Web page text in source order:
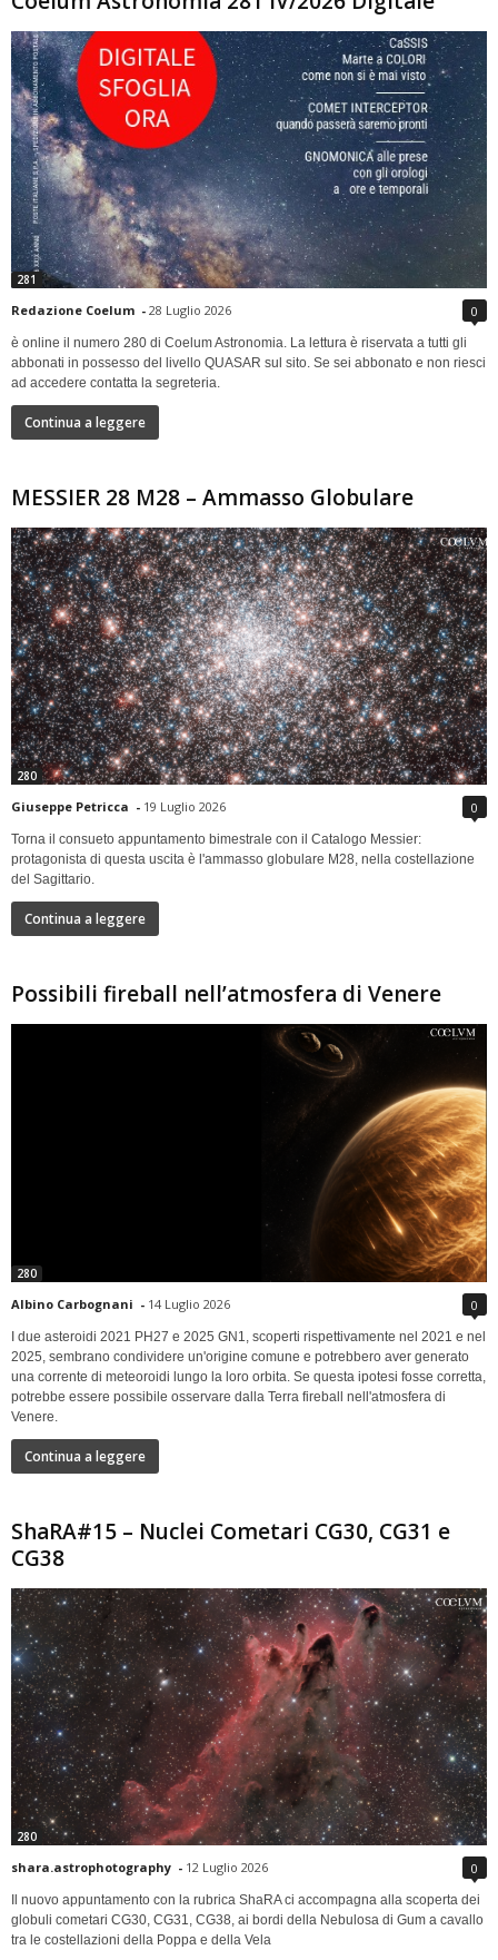
281
Redazione Coelum - 28 Luglio 2026 0
è online il numero 280 di Coelum Astronomia. La lettura è riservata a tutti gli
abbonati in possesso del livello QUASAR sul sito. Se sei abbonato e non riesci
ad accedere contatta la segreteria.
Continua a leggere
MESSIER 28 M28 – Ammasso Globulare
280
Giuseppe Petricca - 19 Luglio 2026 0
Torna il consueto appuntamento bimestrale con il Catalogo Messier:
protagonista di questa uscita è l'ammasso globulare M28, nella costellazione
del Sagittario.
Continua a leggere
Possibili fireball nell’atmosfera di Venere
280
Albino Carbognani - 14 Luglio 2026 0
I due asteroidi 2021 PH27 e 2025 GN1, scoperti rispettivamente nel 2021 e nel
2025, sembrano condividere un'origine comune e potrebbero aver generato
una corrente di meteoroidi lungo la loro orbita. Se questa ipotesi fosse corretta,
potrebbe essere possibile osservare dalla Terra fireball nell'atmosfera di
Venere.
Continua a leggere
ShaRA#15 – Nuclei Cometari CG30, CG31 e
CG38
280
shara.astrophotography - 12 Luglio 2026 0
Il nuovo appuntamento con la rubrica ShaRA ci accompagna alla scoperta dei
globuli cometari CG30, CG31, CG38, ai bordi della Nebulosa di Gum a cavallo
tra le costellazioni della Poppa e della Vela